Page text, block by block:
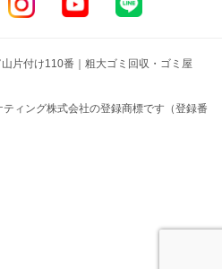
片付け110番｜粗大ゴミ回収・ゴミ屋
ティング株式会社の登録商標です（登録番